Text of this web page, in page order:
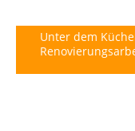
Unter dem